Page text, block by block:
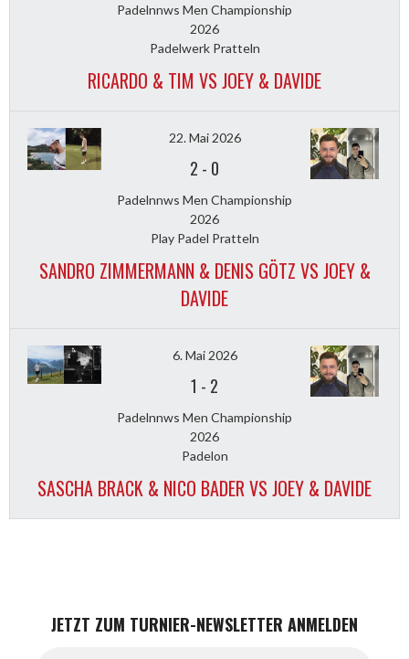
Padelnnws Men Championship
2026
Padelwerk Pratteln
RICARDO & TIM VS JOEY & DAVIDE
22. Mai 2026
2 - 0
Padelnnws Men Championship
2026
Play Padel Pratteln
SANDRO ZIMMERMANN & DENIS GÖTZ VS JOEY &
DAVIDE
6. Mai 2026
1 - 2
Padelnnws Men Championship
2026
Padelon
SASCHA BRACK & NICO BADER VS JOEY & DAVIDE
JETZT ZUM TURNIER-NEWSLETTER ANMELDEN